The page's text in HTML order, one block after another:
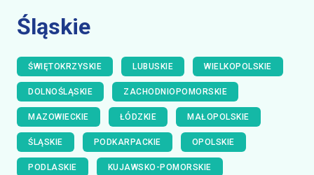
Śląskie
ŚWIĘTOKRZYSKIE LUBUSKIE WIELKOPOLSKIE
DOLNOŚLĄSKIE ZACHODNIOPOMORSKIE
MAZOWIECKIE ŁÓDZKIE MAŁOPOLSKIE
ŚLĄSKIE PODKARPACKIE OPOLSKIE
PODLASKIE KUJAWSKO-POMORSKIE